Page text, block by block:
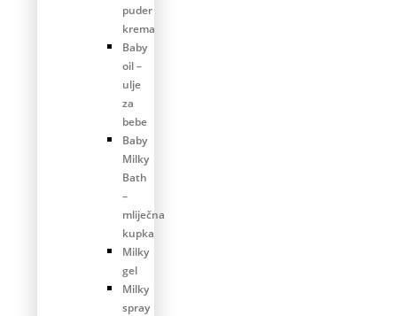
puder
krema
Baby
oil –
ulje
za
bebe
Baby
Milky
Bath
–
mliječna
kupka
Milky
gel
Milky
spray